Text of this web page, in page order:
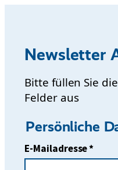
Newsletter
Bitte füllen Sie
Felder aus
Persönliche
E-Mailadresse *